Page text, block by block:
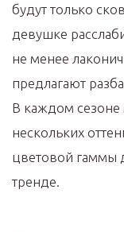
будут только
девушке
не менее
предлагают
В каждом сезоне
нескольких
цветовой гаммы
тренде.